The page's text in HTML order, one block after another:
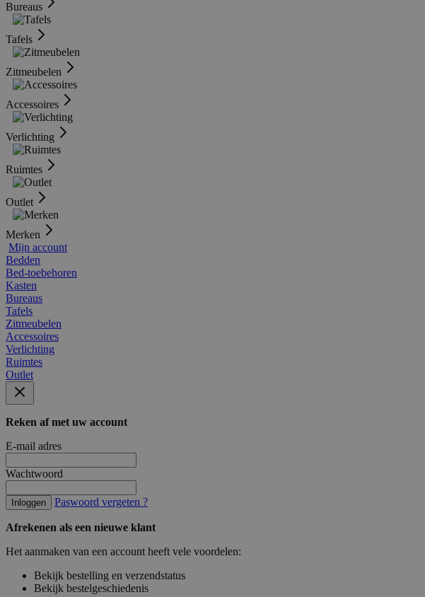
Bureaus
Tafels
Zitmeubelen
Accessoires
Verlichting
Ruimtes
Outlet
Merken
Mijn account
Bedden
Bed-toebehoren
Kasten
Bureaus
Tafels
Zitmeubelen
Accessoires
Verlichting
Ruimtes
Outlet
Reken af met uw account
E-mail adres
Wachtwoord
Inloggen Paswoord vergeten ?
Afrekenen als een nieuwe klant
Het aanmaken van een account heeft vele voordelen:
Bekijk bestelling en verzendstatus
Bekijk bestelgeschiedenis